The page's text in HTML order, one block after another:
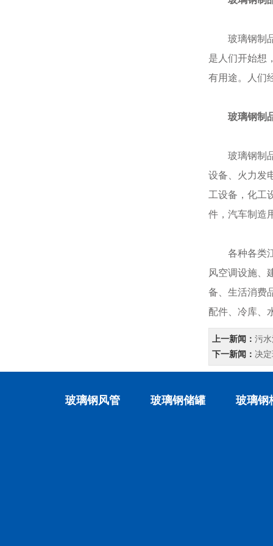
玻璃钢制品
是人们开始想
有用途。人们
玻璃钢制
玻璃钢制品
设备、火力发
工设备，化工
件，汽车制造
各种各类江
风空调设施、
备、生活消费
配件、冷库、
上一新闻： 污
下一新闻： 决
玻璃钢风管 玻璃钢储罐 玻璃钢